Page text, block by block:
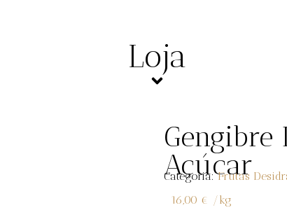
Loja
Gengibre
Açúcar
Categoria:Frutas
16,00 € /kg